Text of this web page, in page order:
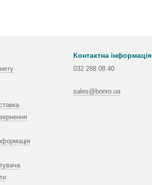
Контактна інформація
032 288 08 40
sales@bonro.ua